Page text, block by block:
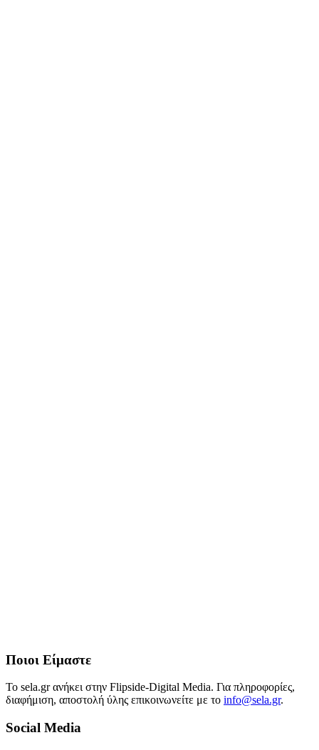
Ποιοι Είμαστε
Το sela.gr ανήκει στην Flipside-Digital Media. Για πληροφορίες,
διαφήμιση, αποστολή ύλης επικοινωνείτε με το info@sela.gr.
Social Media